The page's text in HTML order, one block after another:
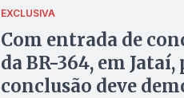
EXCLUSIVA
Com entrada de
da BR-364, em
conclusão deve